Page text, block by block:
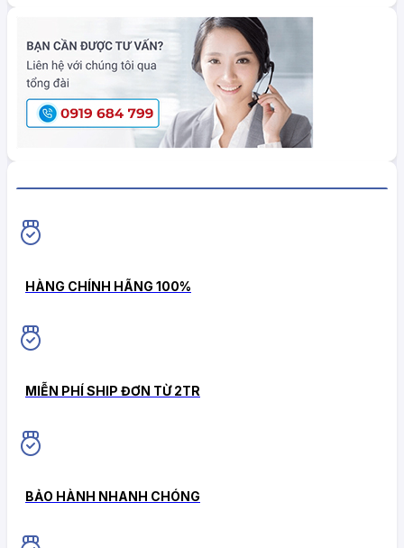
HÀNG CHÍNH HÃNG 100%
MIỄN PHÍ SHIP ĐƠN TỪ 2TR
BẢO HÀNH NHANH CHÓNG